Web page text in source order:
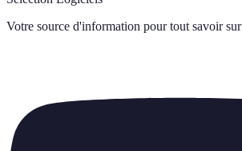
Votre source d'information pour tout savoir sur